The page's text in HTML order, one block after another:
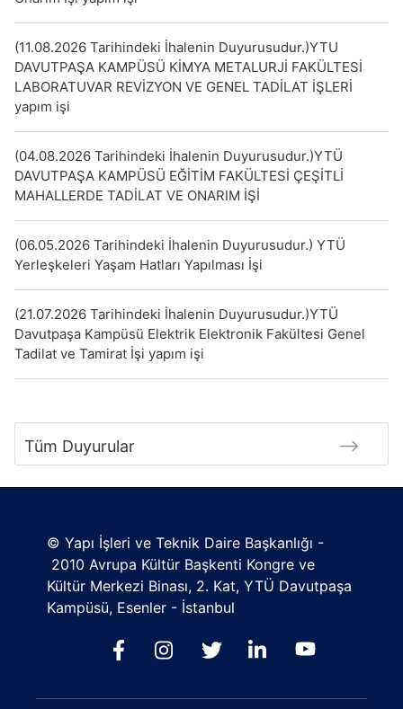
(11.08.2026 Tarihindeki İhalenin Duyurusudur.)YTU
DAVUTPAŞA KAMPÜSÜ KİMYA METALURJİ FAKÜLTESİ
LABORATUVAR REVİZYON VE GENEL TADİLAT İŞLERİ
yapım işi
(04.08.2026 Tarihindeki İhalenin Duyurusudur.)YTÜ
DAVUTPAŞA KAMPÜSÜ EĞİTİM FAKÜLTESİ ÇEŞİTLİ
MAHALLERDE TADİLAT VE ONARIM İŞİ
(06.05.2026 Tarihindeki İhalenin Duyurusudur.) YTÜ
Yerleşkeleri Yaşam Hatları Yapılması İşi
(21.07.2026 Tarihindeki İhalenin Duyurusudur.)YTÜ
Davutpaşa Kampüsü Elektrik Elektronik Fakültesi Genel
Tadilat ve Tamirat İşi yapım işi
Tüm Duyurular
© Yapı İşleri ve Teknik Daire Başkanlığı -
2010 Avrupa Kültür Başkenti Kongre ve
Kültür Merkezi Binası, 2. Kat, YTÜ Davutpaşa
Kampüsü, Esenler - İstanbul